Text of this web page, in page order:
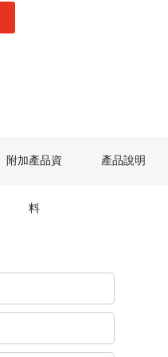
附加產品資
料
產品說明